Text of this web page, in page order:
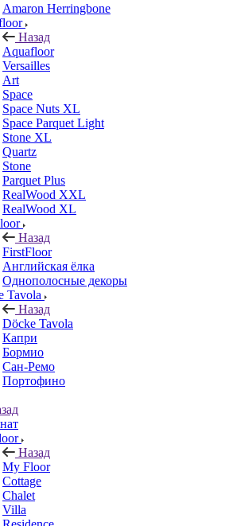
Amaron Herringbone
Назад
Aquafloor
Versailles
Art
Space
Space Nuts XL
Space Parquet Light
Stone XL
Quartz
Stone
Parquet Plus
RealWood XXL
RealWood XL
Назад
FirstFloor
Английская ёлка
Однополосные декоры
Tavola
Назад
Döcke Tavola
Капри
Бормио
Сан-Ремо
Портофино
Назад
My Floor
Cottage
Chalet
Villa